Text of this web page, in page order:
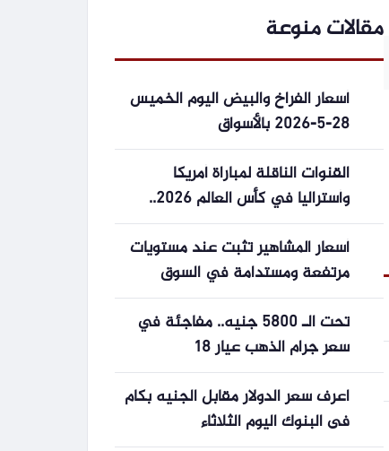
مقالات منوعة
أسعار الفراخ والبيض اليوم الخميس
28-5-2026 بالأسواق
القنوات الناقلة لمباراة أمريكا
وأستراليا في كأس العالم 2026..
اضبط التردد
أسعار المشاهير تثبت عند مستويات
مرتفعة ومستدامة في السوق
الرياضية
تحت الـ 5800 جنيه.. مفاجئة في
سعر جرام الذهب عيار 18
اعرف سعر الدولار مقابل الجنيه بكام
فى البنوك اليوم الثلاثاء